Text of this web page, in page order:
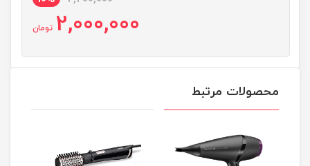
2,000,000 تومان
محصولات مرتبط